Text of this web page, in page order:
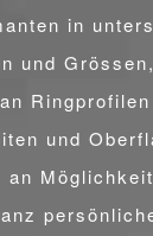
in
und
und
an